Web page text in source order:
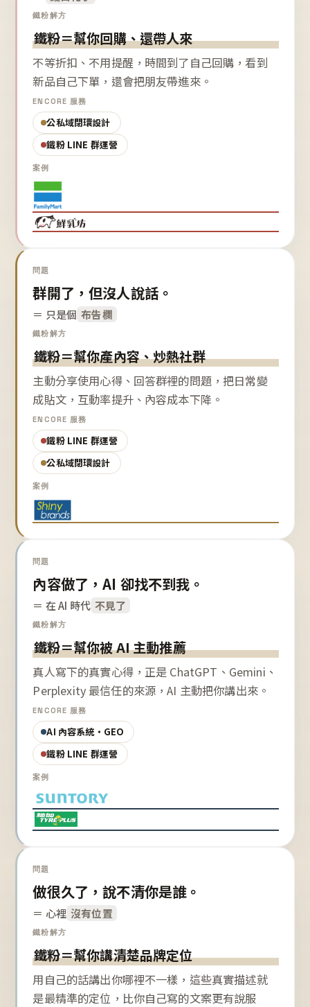
鐵粉解方
鐵粉＝幫你回購、還帶人來
不等折扣、不用提醒，時間到了自己回購，看到
新品自己下單，還會把朋友帶進來。
ENCORE 服務
公私域閉環設計
鐵粉 LINE 群運營
案例
問題
群開了，但沒人說話。
＝ 只是個 布告欄
鐵粉解方
鐵粉＝幫你產內容、炒熱社群
主動分享使用心得、回答群裡的問題，把日常變
成貼文，互動率提升、內容成本下降。
ENCORE 服務
鐵粉 LINE 群運營
公私域閉環設計
案例
問題
內容做了，AI 卻找不到我。
＝ 在 AI 時代 不見了
鐵粉解方
鐵粉＝幫你被 AI 主動推薦
真人寫下的真實心得，正是 ChatGPT、Gemini、
Perplexity 最信任的來源，AI 主動把你講出來。
ENCORE 服務
AI 內容系統・GEO
鐵粉 LINE 群運營
案例
問題
做很久了，說不清你是誰。
＝ 心裡 沒有位置
鐵粉解方
鐵粉＝幫你講清楚品牌定位
用自己的話講出你哪裡不一樣，這些真實描述就
是最精準的定位，比你自己寫的文案更有說服